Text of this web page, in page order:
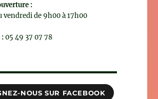
:
vendredi de 9h00 à 17h00
:05 49 37 07 78
NOUS SUR FACEBOOK